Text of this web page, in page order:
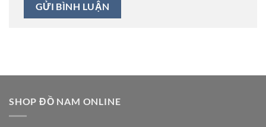
SHOP ĐỒ NAM ONLINE